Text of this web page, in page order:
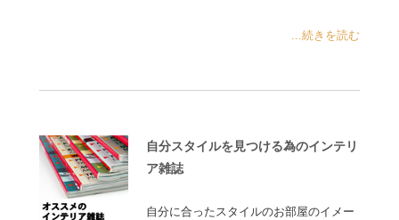
...続きを読む
自分スタイルを見つける為のインテリ
ア雑誌
自分に合ったスタイルのお部屋のイメー